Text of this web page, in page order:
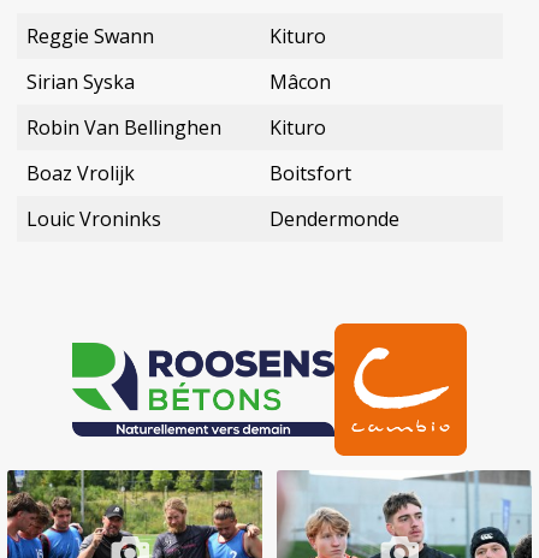
Reggie Swann
Kituro
Sirian Syska
Mâcon
Robin Van Bellinghen
Kituro
Boaz Vrolijk
Boitsfort
Louic Vroninks
Dendermonde